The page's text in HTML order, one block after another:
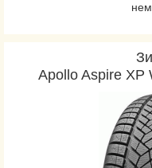
Apollo Aspire XP